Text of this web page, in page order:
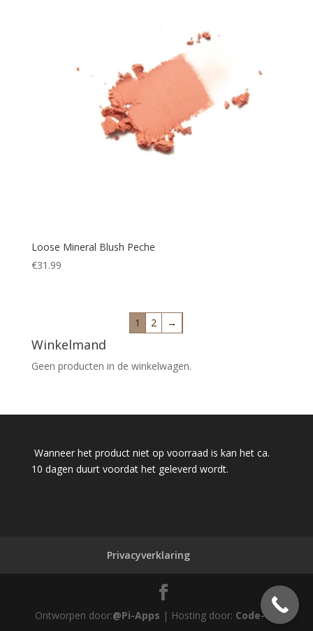
Loose Mineral Blush Peche
€31.99
1 2 →
Winkelmand
Geen producten in de winkelwagen.
Wanneer het product niet op voorraad is kan het ca.
10 dagen duurt voordat het geleverd wordt.
Privacyverklaring
Ontworpen door:@Pi-Apps | Hosting door: Code-Up